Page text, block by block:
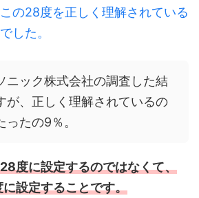
の28度を正しく理解されている
した。
ニック株式会社の調査した結
が、正しく理解されているの
ったの9％。
度に設定するのではなくて、
設定することです。